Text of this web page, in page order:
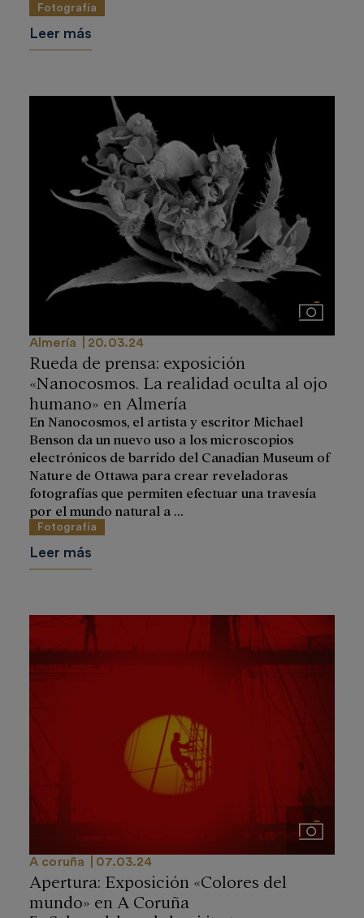
Fotografía
Leer más
Imágenes
Almería 20.03.24
Rueda de prensa: exposición
«Nanocosmos. La realidad oculta al ojo
humano» en Almería
En Nanocosmos, el artista y escritor Michael
Benson da un nuevo uso a los microscopios
electrónicos de barrido del Canadian Museum of
Nature de Ottawa para crear reveladoras
fotografías que permiten efectuar una travesía
por el mundo natural a ...
Fotografía
Leer más
Imágenes
A coruña 07.03.24
Apertura: Exposición «Colores del
mundo» en A Coruña